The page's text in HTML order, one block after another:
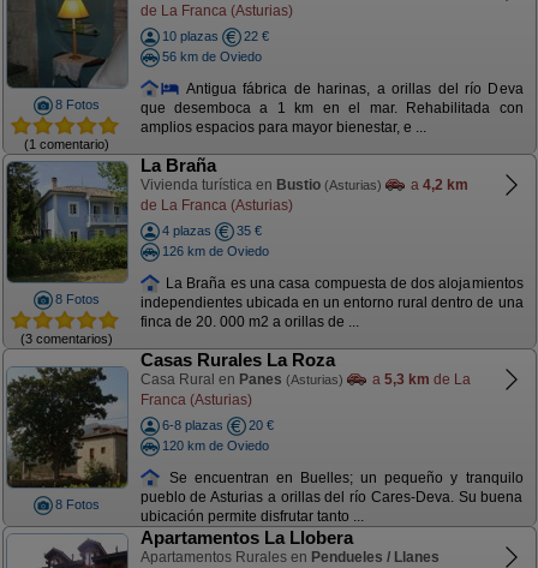
8 Fotos
(1 comentario)
de La Franca (Asturias)
10 plazas
22 €
56 km de Oviedo
Antigua fábrica de harinas, a orillas del río Deva
que desemboca a 1 km en el mar. Rehabilitada con
amplios espacios para mayor bienestar, e ...
8 Fotos
(3 comentarios)
La Braña
Vivienda turística en Bustio (Asturias) a 4,2 km
de La Franca (Asturias)
4 plazas
35 €
126 km de Oviedo
La Braña es una casa compuesta de dos alojamientos
independientes ubicada en un entorno rural dentro de una
finca de 20. 000 m2 a orillas de ...
8 Fotos
Casas Rurales La Roza
Casa Rural en Panes (Asturias) a 5,3 km de La
Franca (Asturias)
6-8 plazas
20 €
120 km de Oviedo
Se encuentran en Buelles; un pequeño y tranquilo
pueblo de Asturias a orillas del río Cares-Deva. Su buena
ubicación permite disfrutar tanto ...
Apartamentos La Llobera
Apartamentos Rurales en Pendueles / Llanes